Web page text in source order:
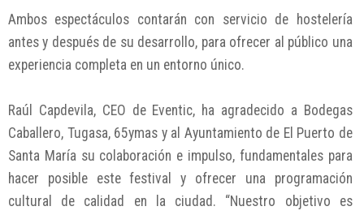
Ambos espectáculos contarán con servicio de hostelería
antes y después de su desarrollo, para ofrecer al público una
experiencia completa en un entorno único.
Raúl Capdevila, CEO de Eventic, ha agradecido a Bodegas
Caballero, Tugasa, 65ymas y al Ayuntamiento de El Puerto de
Santa María su colaboración e impulso, fundamentales para
hacer posible este festival y ofrecer una programación
cultural de calidad en la ciudad. “Nuestro objetivo es